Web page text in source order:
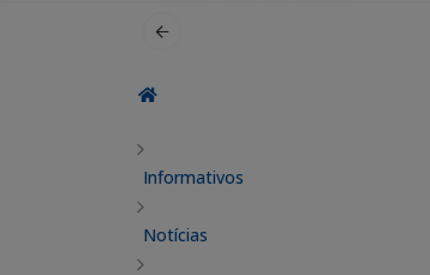
Informativos
Notícias